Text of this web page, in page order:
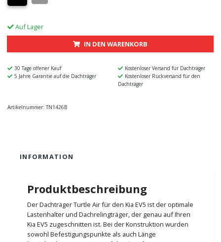
Auf Lager
IN DEN WARENKORB
30 Tage offener Kauf
Kostenloser Versand für Dachträger
5 Jahre Garantie auf die Dachträger
Kostenloser Rückversand für den
Dachträger
Artikelnummer: TN1426B
INFORMATION
Produktbeschreibung
Der Dachträger Turtle Air für den Kia EV5 ist der optimale
Lastenhalter und Dachrelingträger, der genau auf Ihren
Kia EV5 zugeschnitten ist. Bei der Konstruktion wurden
sowohl Befestigungspunkte als auch Länge